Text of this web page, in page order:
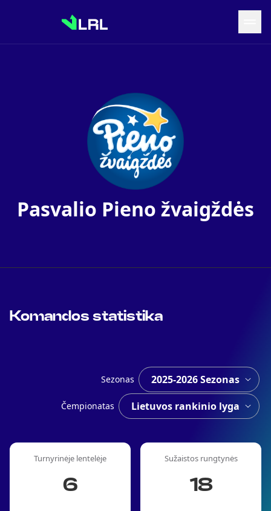
Turnyrinė lentelė
Pasvalio Pieno žvaigždės
Komandos statistika
Sezonas
Čempionatas
Turnyrinėje lentelėje
6
Sužaistos rungtynės
18